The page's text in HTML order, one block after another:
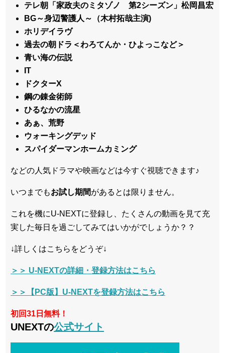
テレ朝「家政夫のミタゾノ 第2シーズン」松岡昌宏
BG～身辺警護人～（木村拓哉主演)
ホリデイラヴ
過去の朝ドラ＜わろてんか・ひよっこなど＞
青い海の伝説
IT
ドクターX
鋼の錬金術師
ひるなかの流星
あぁ、荒野
ウォーキングデッド
スパイダーマンホームカミング
などの人気ドラマや映画などは今すぐ視聴できます♪
いつまでもお試し期間があるとは限りません。
これを機にU-NEXTに登録し、たくさんの動画を見て充
実した毎日を過ごしてみてはいかがでしょうか？？
↓詳しくはこちらをどうぞ↓
＞＞ U-NEXTの詳細・登録方法はこちら
＞＞【PC版】U-NEXTを登録方法はこちら
初回31日無料！
UNEXTの公式サイト